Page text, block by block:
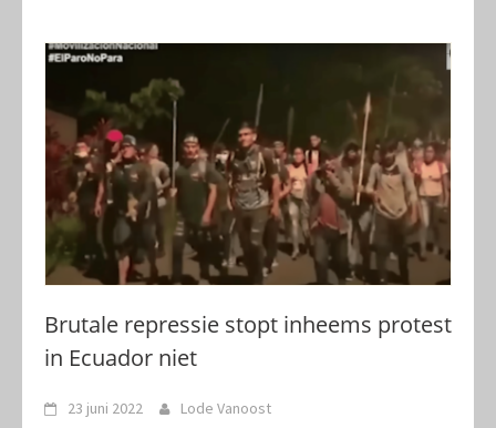
Brutale repressie stopt inheems protest
in Ecuador niet
23 juni 2022 Lode Vanoost